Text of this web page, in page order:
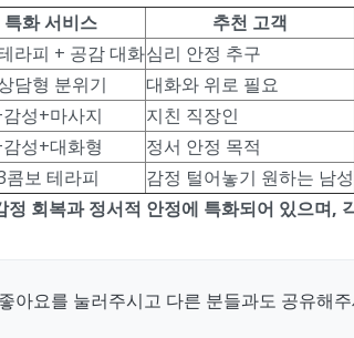
특화 서비스
추천 고객
라피 + 공감 대화심리 안정 추구
담형 분위기
대화와 위로 필요
성+마사지
지친 직장인
성+대화형
정서 안정 목적
콤보 테라피
감정 털어놓기 원하는 남성
회복과 정서적 안정에 특화되어 있으며
아요를 눌러주시고 다른 분들과도 공유해